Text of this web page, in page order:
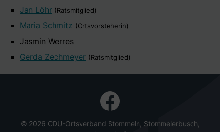
Jan Löhr (Ratsmitglied)
Maria Schmitz (Ortsvorsteherin)
Jasmin Werres
Gerda Zechmeyer (Ratsmitglied)
© 2026 CDU-Ortsverband Stommeln, Stommelerbusch,